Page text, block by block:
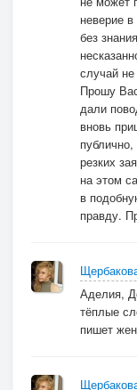
неверие
без
случай
Прошу
дали
вновь
резких
на этом
в
правду.
Аделия,
тёплые
пишет